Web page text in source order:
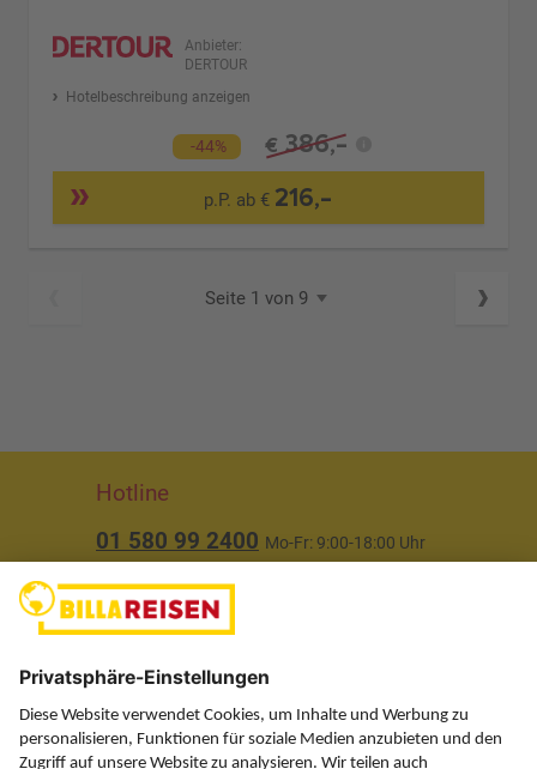
Anbieter:
DERTOUR
Hotelbeschreibung anzeigen
-44% € 386,-
p.P. ab € 216,-
Seite 1 von 9
Hotline
01 580 99 2400 Mo-Fr: 9:00-18:00 Uhr
Über uns
Service
Information